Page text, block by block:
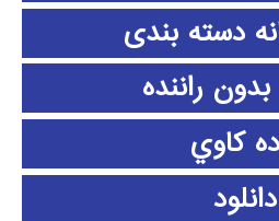
دسته بندی
راننده
كاوي
دانلود